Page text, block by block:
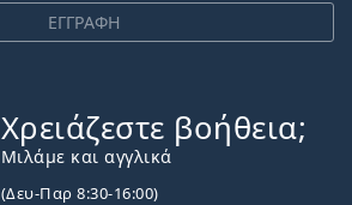
ΕΓΓΡΑΦΗ
Χρειάζεστε βοήθεια;
Μιλάμε και αγγλικά
(Δευ-Παρ 8:30-16:00)